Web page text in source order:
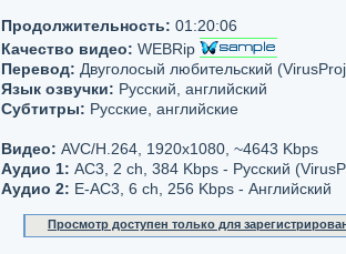
Продолжительность: 01:20:06
Качество видео: WEBRip
Перевод: Двуголосый любительский
Язык озвучки: Русский, английский
Субтитры: Русские, английские
Видео: AVC/H.264, 1920x1080, ~4643 Kbps
Аудио 1: AC3, 2 ch, 384 Kbps - Русский
Аудио 2: E-AC3, 6 ch, 256 Kbps - Английский
Просмотр доступен только для